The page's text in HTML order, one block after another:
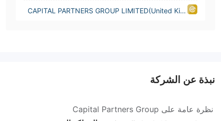
CAPITAL PARTNERS GROUP LIMITED(United Kin
نبذة عن الشركة
نظرة عامة على Capital Partners Group